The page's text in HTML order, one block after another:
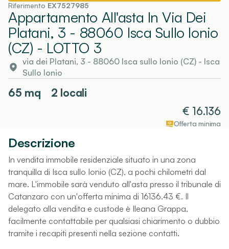
Riferimento EX7527985
Appartamento All'asta In Via Dei
Platani, 3 - 88060 Isca Sullo Ionio
(CZ) - LOTTO 3
via dei Platani, 3 - 88060 Isca sullo Ionio (CZ)- Isca
Sullo Ionio
65 mq
2 locali
€ 16.136
Offerta minima
Descrizione
In vendita immobile residenziale situato in una zona
tranquilla di Isca sullo Ionio (CZ), a pochi chilometri dal
mare. L'immobile sarà venduto all'asta presso il tribunale di
Catanzaro con un'offerta minima di 16136.43 €. Il
delegato alla vendita e custode è Ileana Grappa,
facilmente contattabile per qualsiasi chiarimento o dubbio
tramite i recapiti presenti nella sezione contatti.